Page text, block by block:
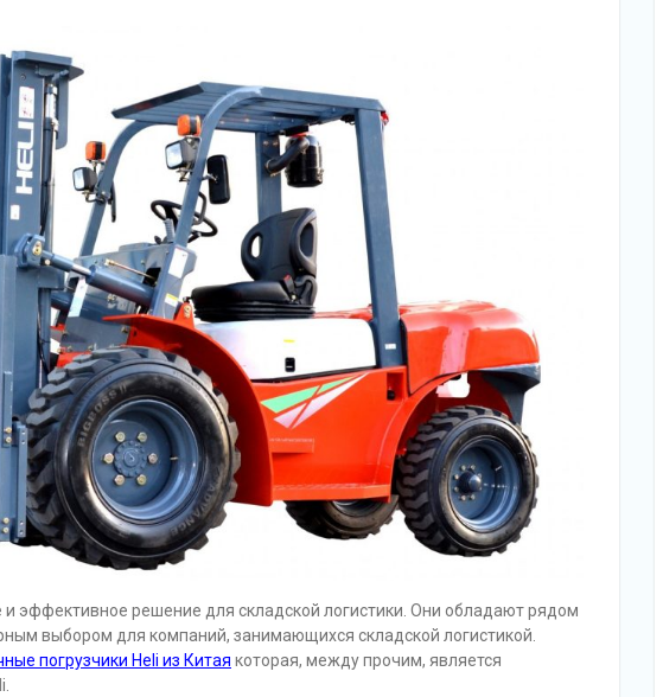
эффективное решение для складской логистики. Они обладают рядом
выбором для компаний, занимающихся складской логистикой.
погрузчики Heli из Китая которая, между прочим, является